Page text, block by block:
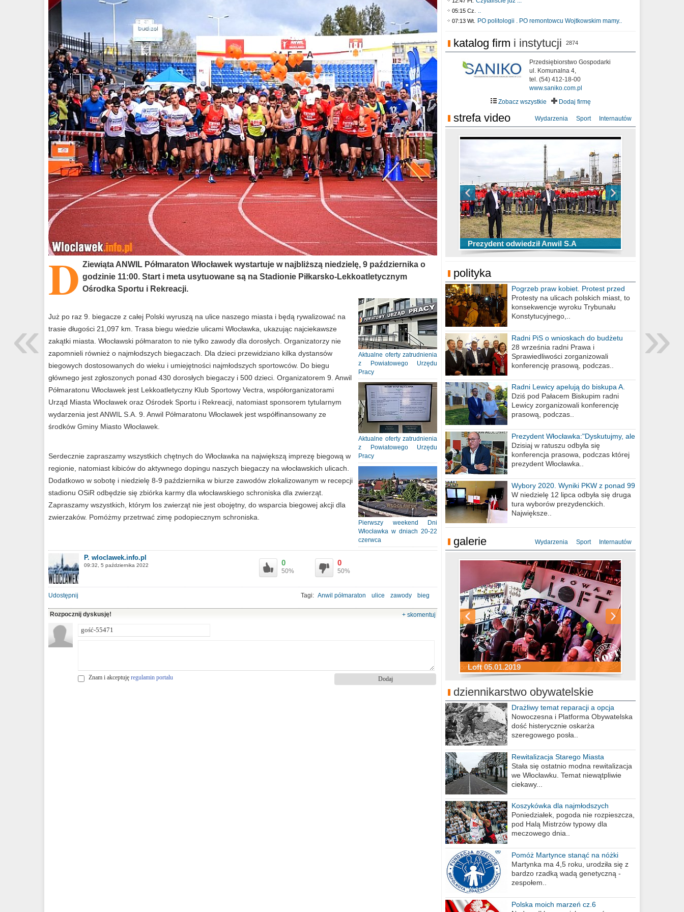
D Ziewiąta ANWIL Półmaraton Włocławek wystartuje w najbliższą niedzielę, 9 października o
godzinie 11:00. Start i meta usytuowane są na Stadionie Piłkarsko-Lekkoatletycznym
Ośrodka Sportu i Rekreacji.
Aktualne oferty zatrudnienia
z Powiatowego Urzędu
Pracy
Aktualne oferty zatrudnienia
z Powiatowego Urzędu
Pracy
Pierwszy weekend Dni
Włocławka w dniach 20-22
czerwca
Już po raz 9. biegacze z całej Polski wyruszą na ulice naszego miasta i będą rywalizować na
trasie długości 21,097 km. Trasa biegu wiedzie ulicami Włocławka, ukazując najciekawsze
zakątki miasta. Włocławski półmaraton to nie tylko zawody dla dorosłych. Organizatorzy nie
zapomnieli również o najmłodszych biegaczach. Dla dzieci przewidziano kilka dystansów
biegowych dostosowanych do wieku i umiejętności najmłodszych sportowców. Do biegu
głównego jest zgłoszonych ponad 430 dorosłych biegaczy i 500 dzieci. Organizatorem 9. Anwil
Półmaratonu Włocławek jest Lekkoatletyczny Klub Sportowy Vectra, współorganizatorami
Urząd Miasta Włocławek oraz Ośrodek Sportu i Rekreacji, natomiast sponsorem tytularnym
wydarzenia jest ANWIL S.A. 9. Anwil Półmaratonu Włocławek jest współfinansowany ze
środków Gminy Miasto Włocławek.
Serdecznie zapraszamy wszystkich chętnych do Włocławka na największą imprezę biegową w
regionie, natomiast kibiców do aktywnego dopingu naszych biegaczy na włocławskich ulicach.
Dodatkowo w sobotę i niedzielę 8-9 października w biurze zawodów zlokalizowanym w recepcji
stadionu OSiR odbędzie się zbiórka karmy dla włocławskiego schroniska dla zwierząt.
Zapraszamy wszystkich, którym los zwierząt nie jest obojętny, do wsparcia biegowej akcji dla
zwierzaków. Pomóżmy przetrwać zimę podopiecznym schroniska.
P. wloclawek.info.pl
09:32, 5 października 2022 0
50%
0
50%
Udostępnij Tagi: Anwil półmaraton ulice zawody bieg
Rozpocznij dyskusję! + skomentuj
Znam i akceptuję regulamin portalu
05:15 Cz. ..
07:13 Wt. PO politologii . PO remontowcu Wojtkowskim mamy..
katalog firm i instytucji 2874
Przedsiębiorstwo Gospodarki
ul. Komunalna 4,
tel. (54) 412-18-00
www.saniko.com.pl
Zobacz wszystkie
Dodaj firmę
strefa video Wydarzenia Sport Internautów
Prezydent odwiedził Anwil S.A
TOP 10 przechwytów Anwilu Włocławek
w EBL w sezonie 2019/2020
TOP 5 rzutów Anwilu Włocławek w BCL
w sezonie 2019/2020
Ni To Ponk - W oczach mamy strach
sixf33t .Last Year DRONE FOOTAGE
Włocławek
XXIII Sesja Rady Miasta Włocławek VIII
kadencji w dniu 09.06.2020 r.
polityka
Pogrzeb praw kobiet. Protest przed
biurem poselskim PiS
Protesty na ulicach polskich miast, to
konsekwencje wyroku Trybunału
Konstytucyjnego,..
Radni PiS o wnioskach do budżetu
miasta na 2021 rok
28 września radni Prawa i
Sprawiedliwości zorganizowali
konferencję prasową, podczas..
Radni Lewicy apelują do biskupa A.
Wiesława Meringa
Dziś pod Pałacem Biskupim radni
Lewicy zorganizowali konferencję
prasową, podczas..
Prezydent Włocławka:"Dyskutujmy, ale
nie obrażajmy się”
Dzisiaj w ratuszu odbyła się
konferencja prasowa, podczas której
prezydent Włocławka..
Wybory 2020. Wyniki PKW z ponad 99
procent obwodów
W niedzielę 12 lipca odbyła się druga
tura wyborów prezydenckich.
Największe..
galerie Wydarzenia Sport Internautów
Loft 05.01.2019
Sylwester Podgrodzie 31.12.2018
Sylwester Pensjonat Michelin 31.12.2018
Sylwester Hotel Młyn 31.12.2018
Sylwester Miejski 31.12.2018
Sylwester Loft 31.12.2018
dziennikarstwo obywatelskie
Drażliwy temat reparacji a opcja
berlińska
Nowoczesna i Platforma Obywatelska
dość histerycznie oskarża
szeregowego posła..
Rewitalizacja Starego Miasta
Stała się ostatnio modna rewitalizacja
we Włocławku. Temat niewątpliwie
ciekawy...
Koszykówka dla najmłodszych
Poniedziałek, pogoda nie rozpieszcza,
pod Halą Mistrzów typowy dla
meczowego dnia..
Pomóż Martynce stanąć na nóżki
Martynka ma 4,5 roku, urodziła się z
bardzo rzadką wadą genetyczną -
zespołem..
Polska moich marzeń cz.6
»
«